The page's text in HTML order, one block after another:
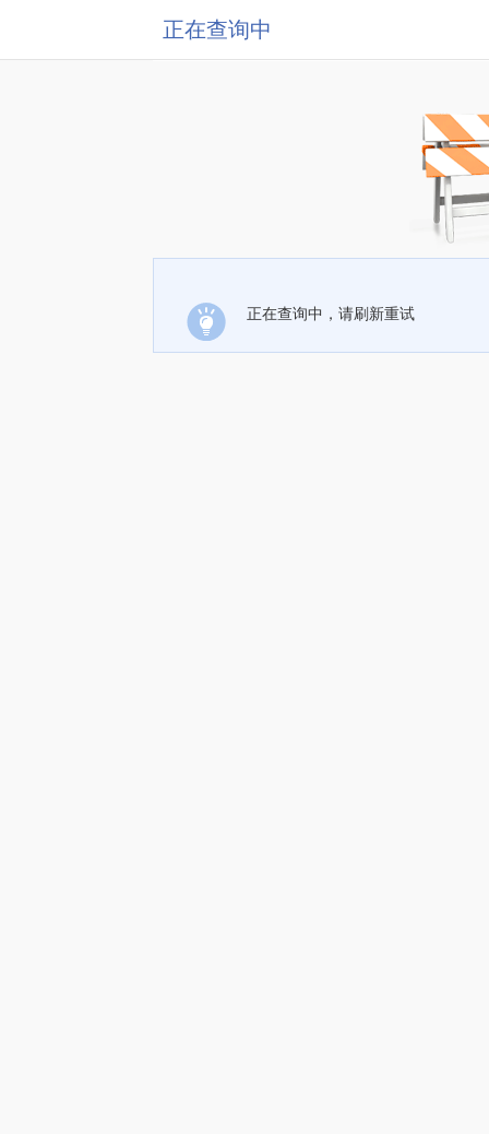
正在查询中
正在查询中，请刷新重试